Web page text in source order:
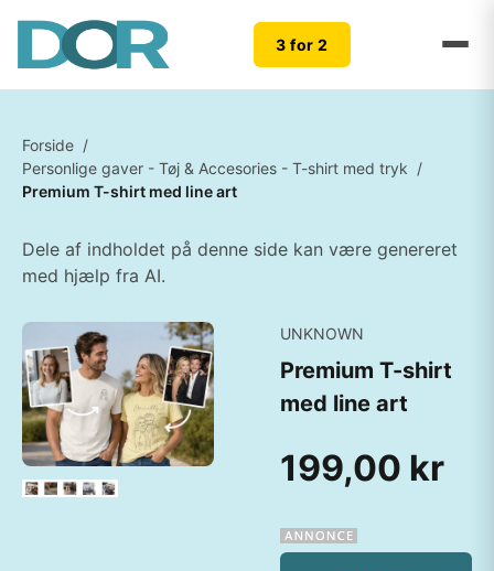
3 for 2
Forside /
Personlige gaver - Tøj & Accesories - T-shirt med tryk /
Premium T-shirt med line art
Dele af indholdet på denne side kan være genereret
med hjælp fra AI.
UNKNOWN
Premium T-shirt
med line art
199,00 kr